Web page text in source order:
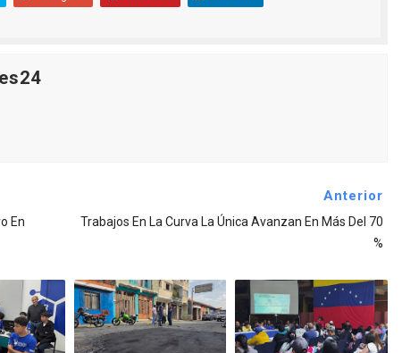
En
Anterior
Trabajos En La Curva La Única Avanzan En Más Del 70
%